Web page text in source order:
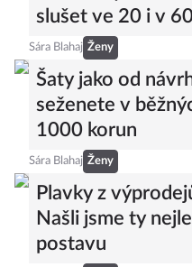
slušet ve 20 i v
Sára Blahaj Ženy
Šaty jako od
seženete v
1000 korun
Sára Blahaj Ženy
Plavky z
Našli jsme ty
postavu